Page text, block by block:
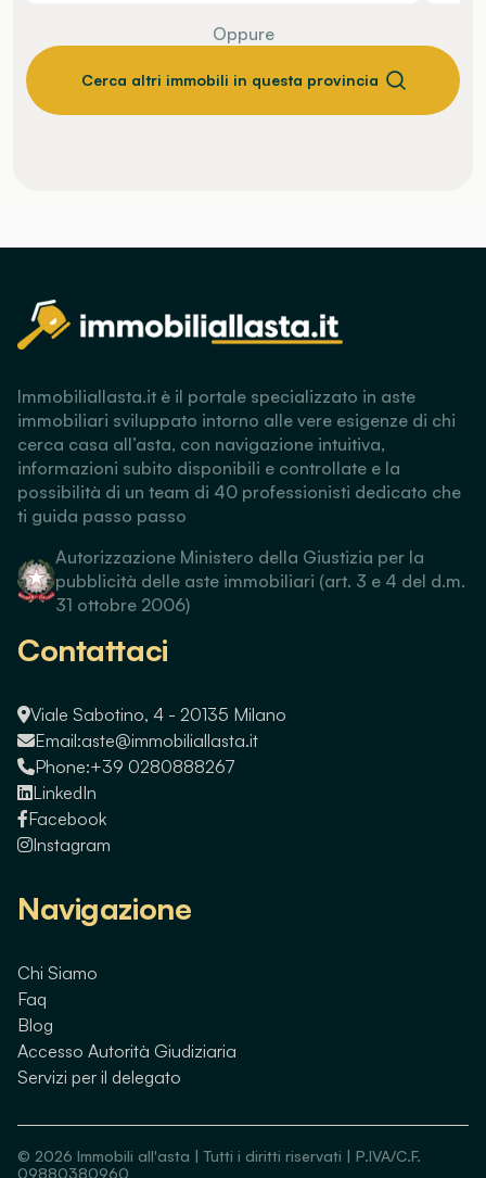
Oppure
Cerca altri immobili in questa provincia
Immobiliallasta.it è il portale specializzato in aste
immobiliari sviluppato intorno alle vere esigenze di chi
cerca casa all’asta, con navigazione intuitiva,
informazioni subito disponibili e controllate e la
possibilità di un team di 40 professionisti dedicato che
ti guida passo passo
Autorizzazione Ministero della Giustizia per la
pubblicità delle aste immobiliari (art. 3 e 4 del d.m.
31 ottobre 2006)
Contattaci
Viale Sabotino, 4 - 20135 Milano
Email:aste@immobiliallasta.it
Phone:+39 0280888267
LinkedIn
Facebook
Instagram
Navigazione
Chi Siamo
Faq
Blog
Accesso Autorità Giudiziaria
Servizi per il delegato
© 2026 Immobili all'asta | Tutti i diritti riservati | P.IVA/C.F.
09880380960